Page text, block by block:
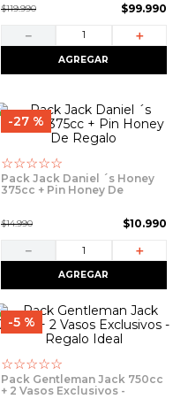
$119.990 $99.990
＋
－
AGREGAR
27 %
☆☆☆☆☆
Pack Jack Daniel ´s Honey
375cc + Pin Honey De
$14.990 $10.990
＋
－
AGREGAR
5 %
☆☆☆☆☆
Pack Gentleman Jack 750cc
+ 2 Vasos Exclusivos -